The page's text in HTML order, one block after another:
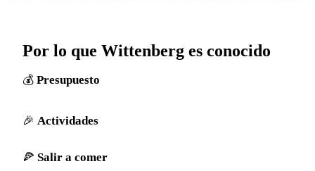
Por lo que Wittenberg es conocido
Presupuesto
Actividades
Salir a comer